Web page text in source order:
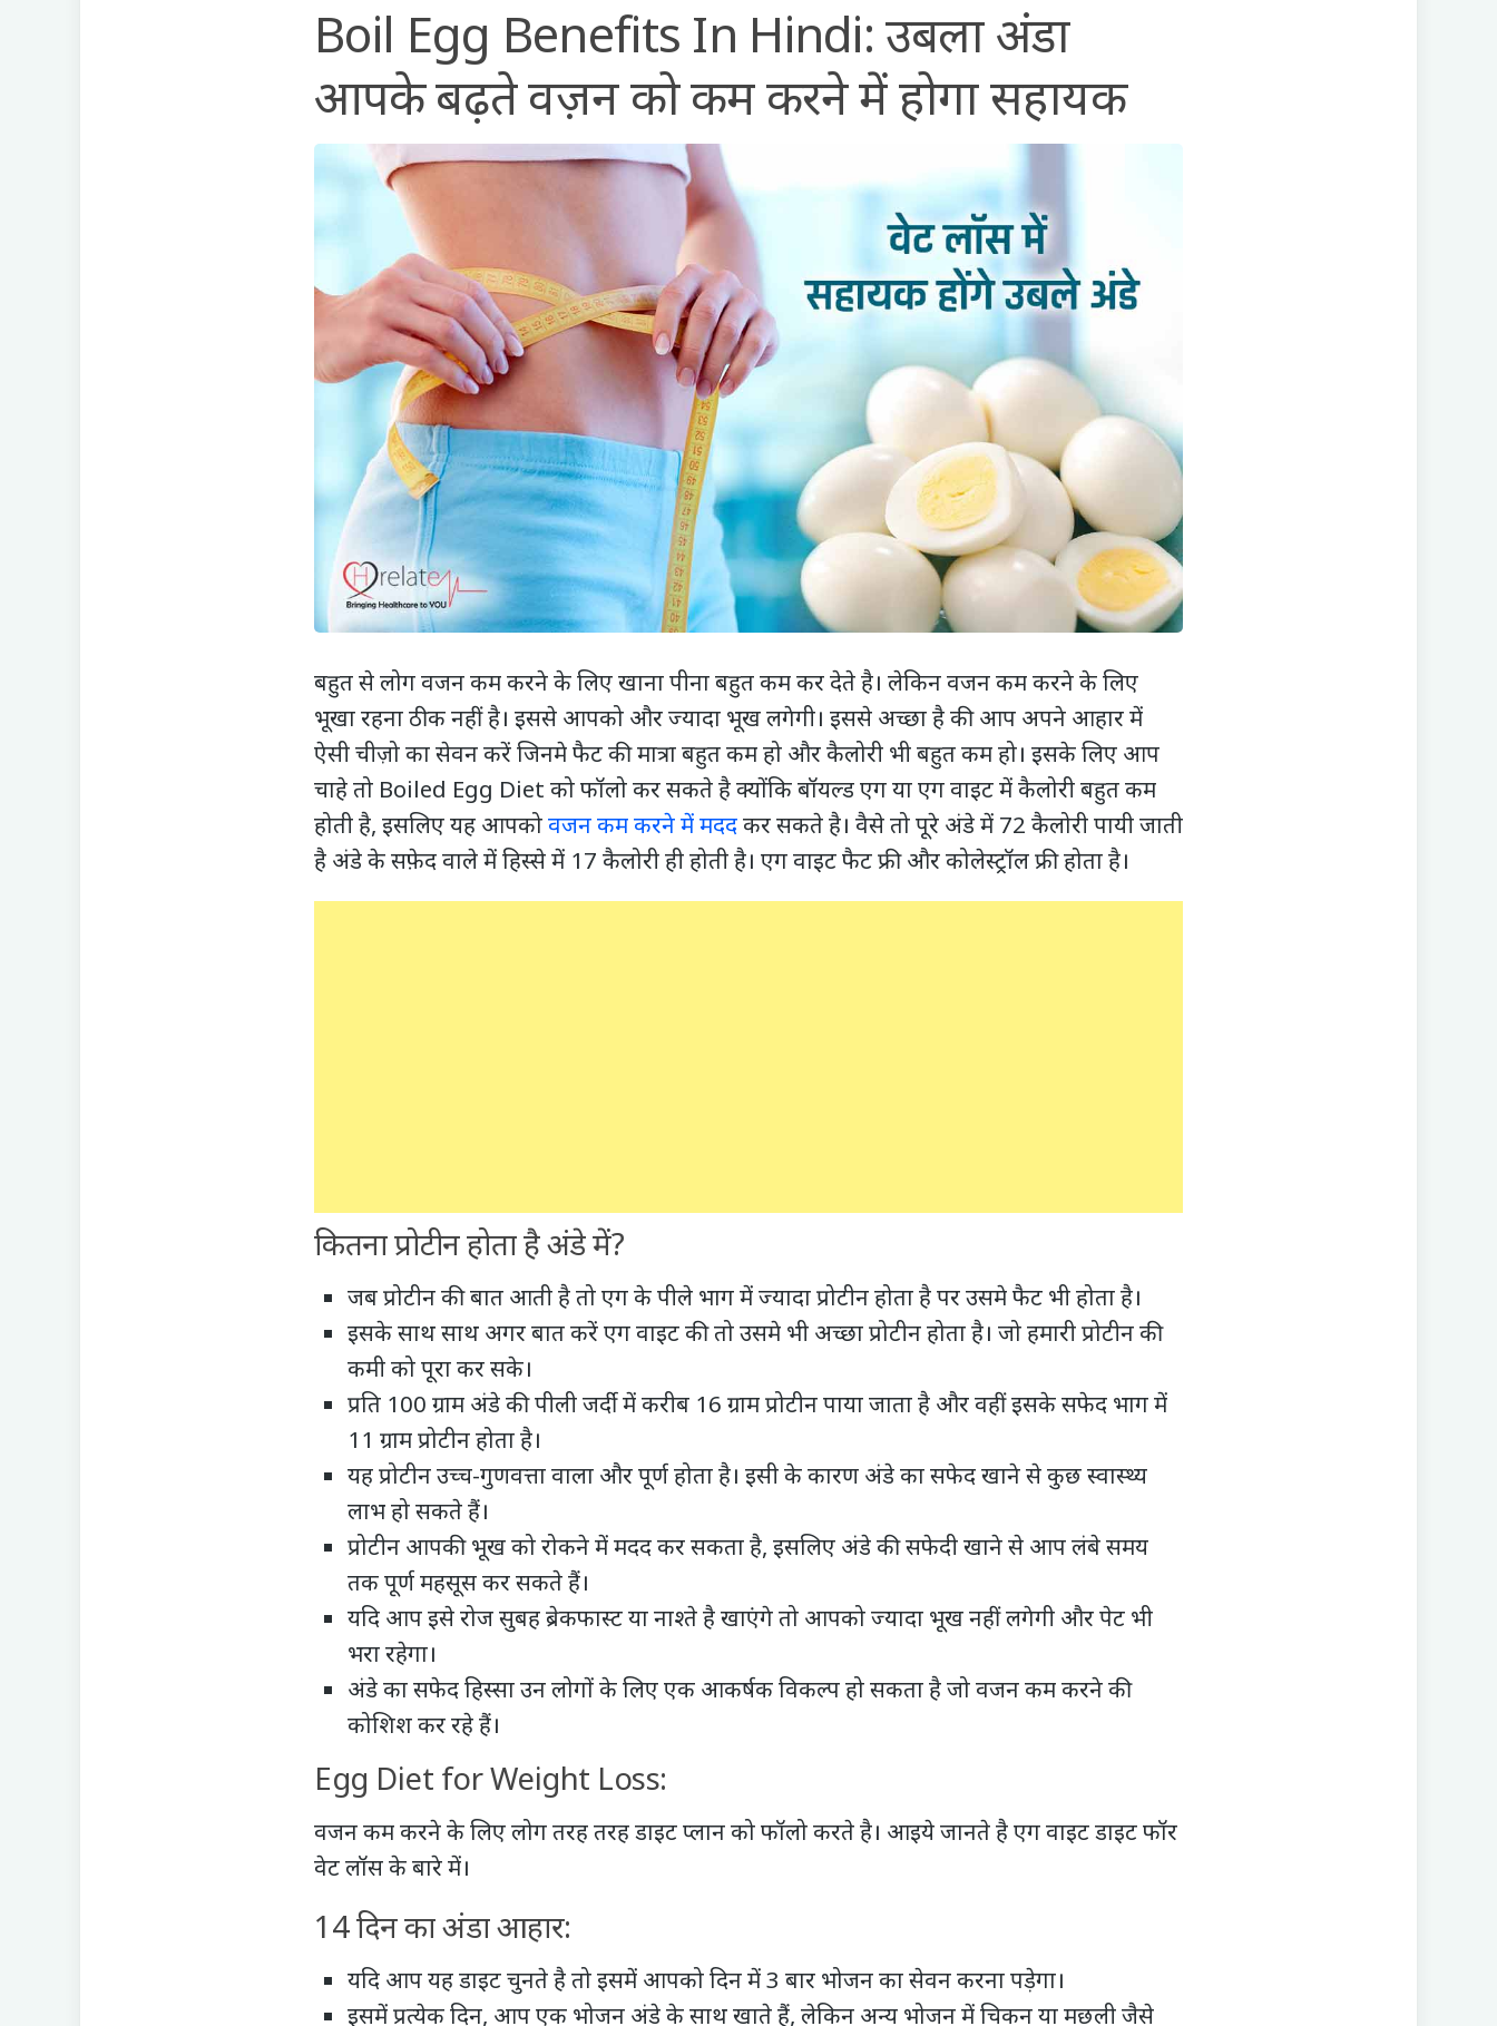
Boil Egg Benefits In Hindi: उबला अंडा
आपके बढ़ते वज़न को कम करने में होगा सहायक
बहुत से लोग वजन कम करने के लिए खाना पीना बहुत कम कर देते है। लेकिन वजन कम करने के लिए
भूखा रहना ठीक नहीं है। इससे आपको और ज्यादा भूख लगेगी। इससे अच्छा है की आप अपने आहार में
ऐसी चीज़ो का सेवन करें जिनमे फैट की मात्रा बहुत कम हो और कैलोरी भी बहुत कम हो। इसके लिए आप
चाहे तो Boiled Egg Diet को फॉलो कर सकते है क्योंकि बॉयल्ड एग या एग वाइट में कैलोरी बहुत कम
होती है, इसलिए यह आपकोवजन कम करने में मददकर सकते है। वैसे तो पूरे अंडे में 72 कैलोरी पायी जाती
है अंडे के सफ़ेद वाले में हिस्से में 17 कैलोरी ही होती है। एग वाइट फैट फ्री और कोलेस्ट्रॉल फ्री होता है।
कितना प्रोटीन होता है अंडे में?
जब प्रोटीन की बात आती है तो एग के पीले भाग में ज्यादा प्रोटीन होता है पर उसमे फैट भी होता है।
इसके साथ साथ अगर बात करें एग वाइट की तो उसमे भी अच्छा प्रोटीन होता है। जो हमारीप्रोटीन की
कमी को पूराकर सके।
प्रति 100 ग्राम अंडे की पीली जर्दी में करीब 16 ग्राम प्रोटीन पाया जाता है और वहीं इसके सफेद भाग में
11 ग्राम प्रोटीन होता है।
यह प्रोटीन उच्च-गुणवत्ता वाला और पूर्ण होता है। इसी के कारण अंडे का सफेद खाने से कुछ स्वास्थ्य
लाभ हो सकते हैं।
प्रोटीन आपकी भूख को रोकने में मदद कर सकता है, इसलिए अंडे की सफेदी खाने से आप लंबे समय
तक पूर्ण महसूस कर सकते हैं।
यदि आप इसे रोज सुबह ब्रेकफास्ट या नाश्ते है खाएंगे तो आपको ज्यादा भूख नहीं लगेगी और पेट भी
भरा रहेगा।
अंडे का सफेद हिस्सा उन लोगों के लिए एक आकर्षक विकल्प हो सकता है जो वजन कम करने की
कोशिश कर रहे हैं।
Egg Diet for Weight Loss:
वजन कम करने के लिए लोग तरह तरह डाइट प्लान को फॉलो करते है। आइये जानते है एग वाइट डाइट फॉर
वेट लॉस के बारे में।
14 दिन का अंडा आहार:
यदि आप यह डाइट चुनते है तो इसमें आपको दिन में 3 बार भोजन का सेवन करना पड़ेगा।
इसमें प्रत्येक दिन, आप एक भोजन अंडे के साथ खाते हैं, लेकिन अन्य भोजन में चिकन या मछली जैसे